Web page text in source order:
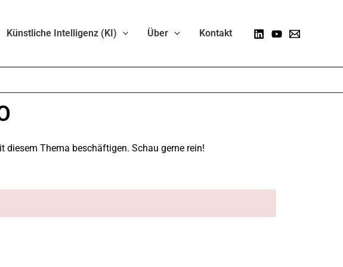
Künstliche Intelligenz (KI) Über Kontakt
diesem Thema beschäftigen. Schau gerne rein!